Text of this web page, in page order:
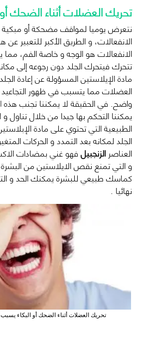
تحريك العضلات أثناء الضحك أو
نتعرض يوميا لمواقف مضحكة أو
الانفعالات، و الطريق الأكبر للتعبير
الانفعالات هو الوجه و خاصة الفم،
تتحرك فيتحرك الجلد دون رجوعه إلى
مادة الإيلاستين المسؤولة عن إعادة
العضلات مما يتسبب في ظهور
واضح. في الحقيقة لا يمكننا تجنب هذه
يمكننا التحكم بها جيدا من خلال تناول و
الطبيعية التي تحتوي على مادة
الجلد لمكانه بعد التمدد و الحركات
العناصر الزنجبيلفهو غني بمضادات
و التي تمنع نقص الايلاستين من البشرة
كماسك طبيعي للبشرة يمكنك الحد و
نهائيا .
تحريك العضلات أثناء الضحك أو البكاء